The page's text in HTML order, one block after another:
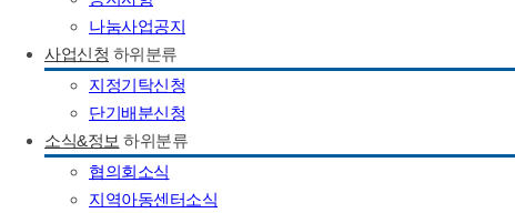
나눔사업공지
사업신청 하위분류
지정기탁신청
단기배분신청
소식&정보 하위분류
협의회소식
지역아동센터소식